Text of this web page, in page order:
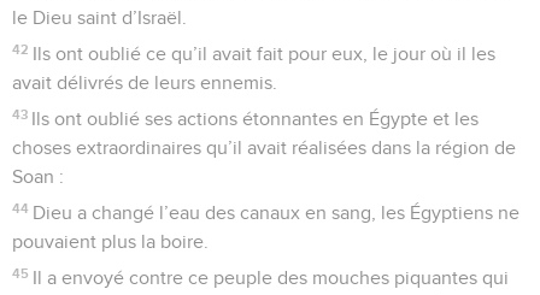
le Dieu saint d’Israël.
42 Ils ont oublié ce qu’il avait fait pour eux, le jour où il les
avait délivrés de leurs ennemis.
43 Ils ont oublié ses actions étonnantes en Égypte et les
choses extraordinaires qu’il avait réalisées dans la région de
Soan :
44 Dieu a changé l’eau des canaux en sang, les Égyptiens ne
pouvaient plus la boire.
45 Il a envoyé contre ce peuple des mouches piquantes qui